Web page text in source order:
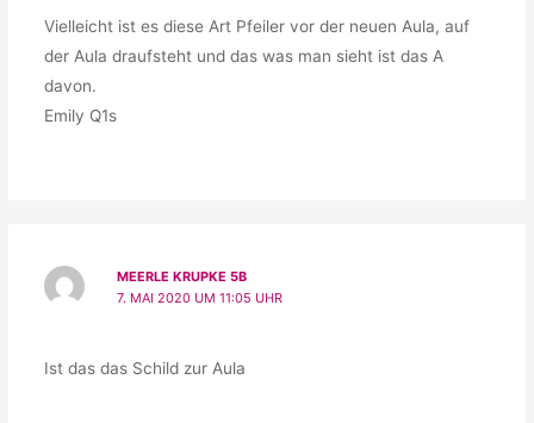
Vielleicht ist es diese Art Pfeiler vor der neuen Aula, auf
der Aula draufsteht und das was man sieht ist das A
davon.
Emily Q1s
MEERLE KRUPKE 5B
7. MAI 2020 UM 11:05 UHR
Ist das das Schild zur Aula